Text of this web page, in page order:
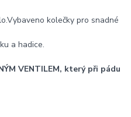
kolečky pro snadné
a hadice.
VENTILEM, který při pádu